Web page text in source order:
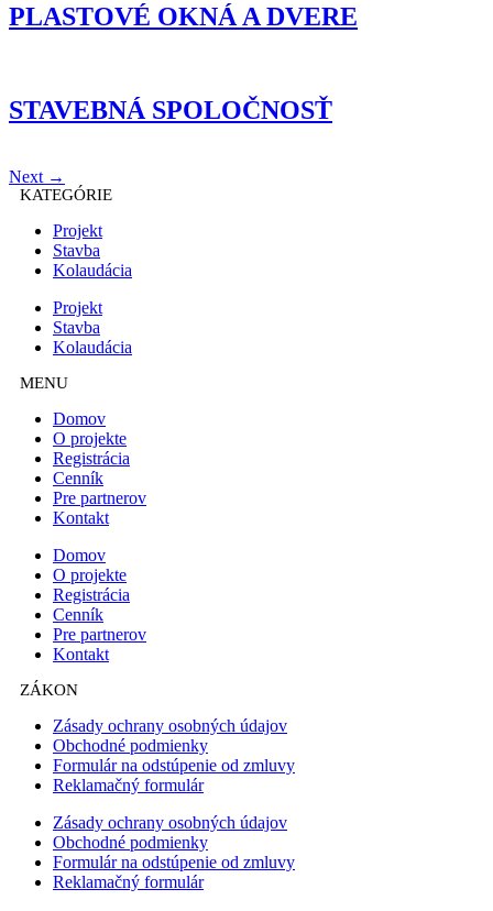
PLASTOVÉ OKNÁ A DVERE
STAVEBNÁ SPOLOČNOSŤ
Next →
KATEGÓRIE
Projekt
Stavba
Kolaudácia
Projekt
Stavba
Kolaudácia
MENU
Domov
O projekte
Registrácia
Cenník
Pre partnerov
Kontakt
Domov
O projekte
Registrácia
Cenník
Pre partnerov
Kontakt
ZÁKON
Zásady ochrany osobných údajov
Obchodné podmienky
Formulár na odstúpenie od zmluvy
Reklamačný formulár
Zásady ochrany osobných údajov
Obchodné podmienky
Formulár na odstúpenie od zmluvy
Reklamačný formulár